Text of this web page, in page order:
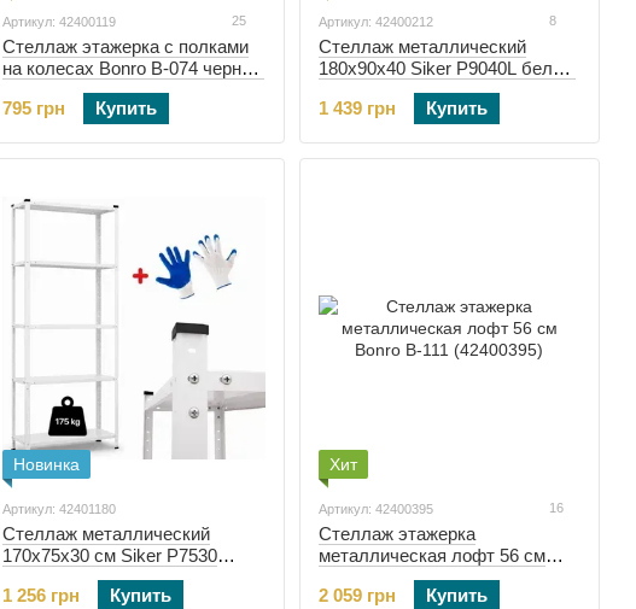
Артикул: 42400119 25
Стеллаж этажерка с полками
на колесах Bonro B-074 черный
(42400119)
795 грн
Купить
Артикул: 42400212 8
Стеллаж металлический
180х90х40 Siker P9040L белый
1 439 грн
Купить
Новинка
Артикул: 42401180
Стеллаж металлический
170х75х30 см Siker P7530
белый 5 полок (42401180)
1 256 грн
Купить
Хит
Артикул: 42400395 16
Стеллаж этажерка
металлическая лофт 56 см
Bonro B-111 (42400395)
2 059 грн
Купить